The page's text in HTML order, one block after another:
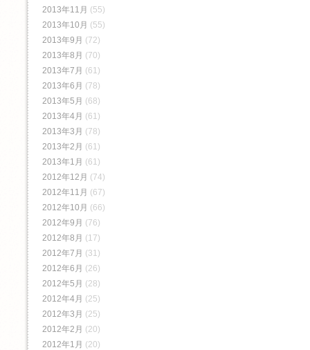
2013年11月 (55)
2013年10月 (55)
2013年9月 (72)
2013年8月 (70)
2013年7月 (61)
2013年6月 (78)
2013年5月 (68)
2013年4月 (61)
2013年3月 (78)
2013年2月 (61)
2013年1月 (61)
2012年12月 (74)
2012年11月 (67)
2012年10月 (66)
2012年9月 (76)
2012年8月 (17)
2012年7月 (31)
2012年6月 (26)
2012年5月 (28)
2012年4月 (25)
2012年3月 (25)
2012年2月 (20)
2012年1月 (20)